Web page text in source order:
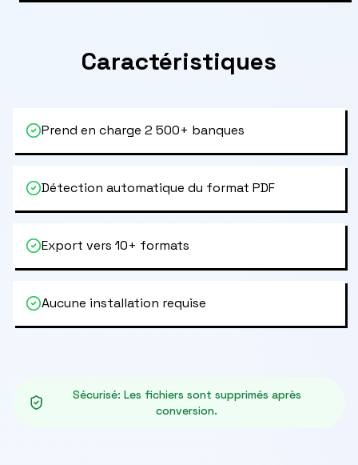
Caractéristiques
Prend en charge 2 500+ banques
Détection automatique du format PDF
Export vers 10+ formats
Aucune installation requise
Sécurisé: Les fichiers sont supprimés après
conversion.